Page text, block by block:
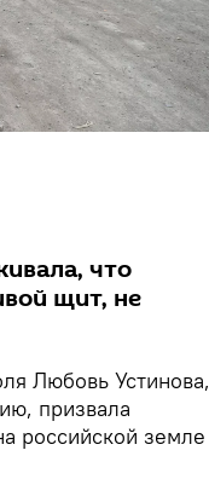
что
щит, не
Любовь Устинова,
призвала
российской земле